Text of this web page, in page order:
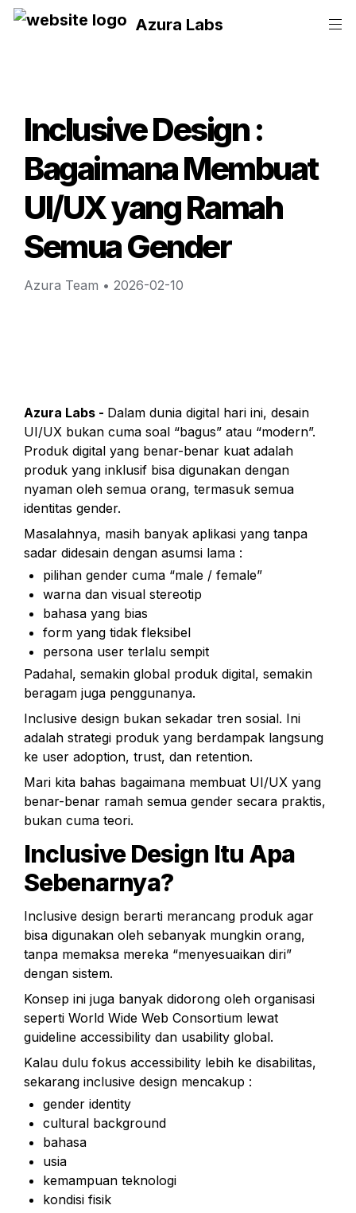
Azura Labs
Inclusive Design :
Bagaimana Membuat
UI/UX yang Ramah
Semua Gender
Azura Team • 2026-02-10
Azura Labs - Dalam dunia digital hari ini, desain
UI/UX bukan cuma soal “bagus” atau “modern”.
Produk digital yang benar-benar kuat adalah
produk yang inklusif bisa digunakan dengan
nyaman oleh semua orang, termasuk semua
identitas gender.
Masalahnya, masih banyak aplikasi yang tanpa
sadar didesain dengan asumsi lama :
pilihan gender cuma “male / female”
warna dan visual stereotip
bahasa yang bias
form yang tidak fleksibel
persona user terlalu sempit
Padahal, semakin global produk digital, semakin
beragam juga penggunanya.
Inclusive design bukan sekadar tren sosial. Ini
adalah strategi produk yang berdampak langsung
ke user adoption, trust, dan retention.
Mari kita bahas bagaimana membuat UI/UX yang
benar-benar ramah semua gender secara praktis,
bukan cuma teori.
Inclusive Design Itu Apa
Sebenarnya?
Inclusive design berarti merancang produk agar
bisa digunakan oleh sebanyak mungkin orang,
tanpa memaksa mereka “menyesuaikan diri”
dengan sistem.
Konsep ini juga banyak didorong oleh organisasi
seperti World Wide Web Consortium lewat
guideline accessibility dan usability global.
Kalau dulu fokus accessibility lebih ke disabilitas,
sekarang inclusive design mencakup :
gender identity
cultural background
bahasa
usia
kemampuan teknologi
kondisi fisik